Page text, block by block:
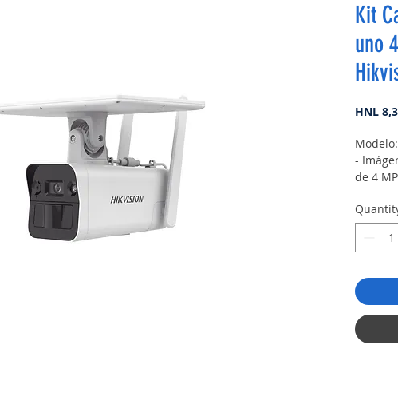
Kit
uno
HNL
-
de 4 MP
-
través
-
-
FDD/